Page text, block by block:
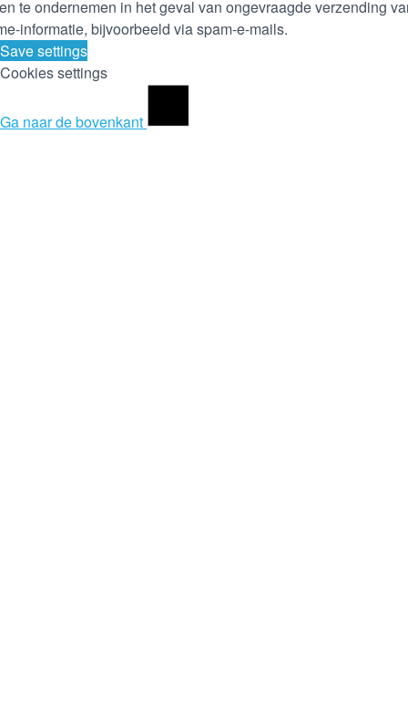
te ondernemen in het geval van ongevraagde verzending
informatie, bijvoorbeeld via spam-e-mails.
Save settings
Cookies settings
Ga naar de bovenkant